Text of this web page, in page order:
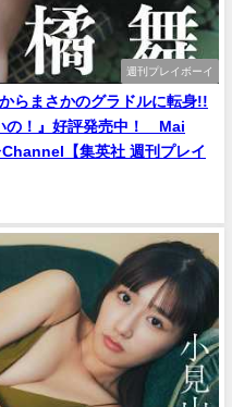
週刊プレイボーイ
らまさかのグラドルに転身!!
の！』好評発売中！ Mai
【集英社 週刊プレイ